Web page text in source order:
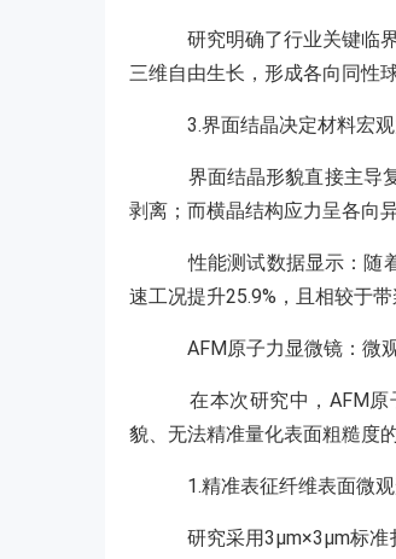
研究明确了行业关键临
三维自由生长，形成各向同性
3.界面结晶决定材料宏
界面结晶形貌直接主导
剥离；而横晶结构应力呈各向
性能测试数据显示：随
速工况提升25.9%，且相较于
AFM原子力显微镜：微
在本次研究中，AFM原
貌、无法精准量化表面粗糙度
1.精准表征纤维表面微
研究采用3μm×3μm标准